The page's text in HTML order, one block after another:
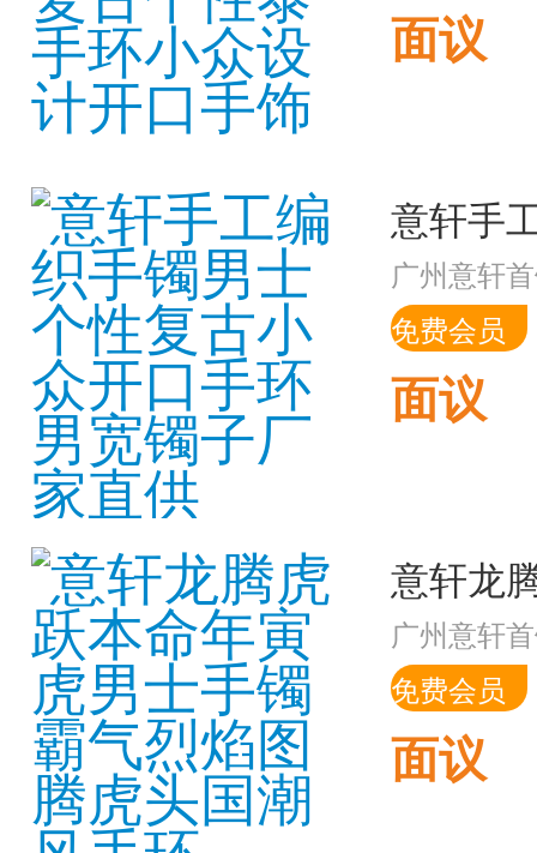
面议
广州意轩
免费会员
面议
广州意轩
免费会员
面议